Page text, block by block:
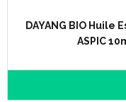
DAYANG BIO Huile
ASPIC